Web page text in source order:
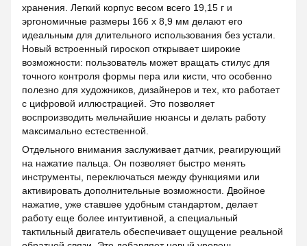
хранения. Легкий корпус весом всего 19,15 г и
эргономичные размеры 166 х 8,9 мм делают его
идеальным для длительного использования без устали.
Новый встроенный гироскоп открывает широкие
возможности: пользователь может вращать стилус для
точного контроля формы пера или кисти, что особенно
полезно для художников, дизайнеров и тех, кто работает
с цифровой иллюстрацией. Это позволяет
воспроизводить мельчайшие нюансы и делать работу
максимально естественной.
Отдельного внимания заслуживает датчик, реагирующий
на нажатие пальца. Он позволяет быстро менять
инструменты, переключаться между функциями или
активировать дополнительные возможности. Двойное
нажатие, уже ставшее удобным стандартом, делает
работу еще более интуитивной, а специальный
тактильный двигатель обеспечивает ощущение реальной